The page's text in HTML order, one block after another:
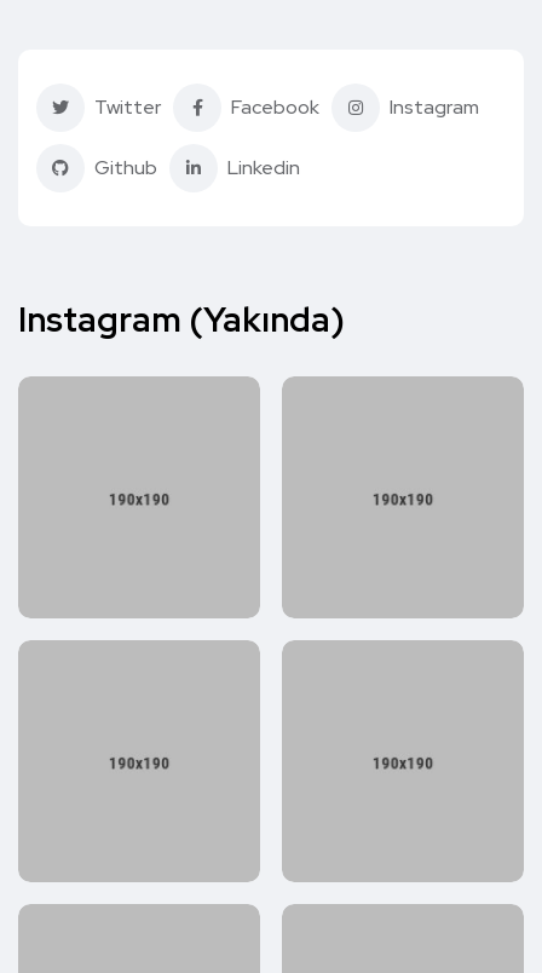
Twitter Facebook Instagram
Github Linkedin
Instagram (Yakında)